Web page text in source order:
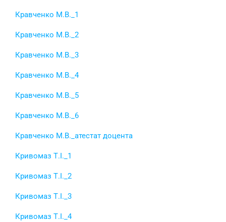
Кравченко М.В._1
Кравченко М.В._2
Кравченко М.В._3
Кравченко М.В._4
Кравченко М.В._5
Кравченко М.В._6
Кравченко М.В._атестат доцента
Кривомаз Т.І._1
Кривомаз Т.І._2
Кривомаз Т.І._3
Кривомаз Т.І._4